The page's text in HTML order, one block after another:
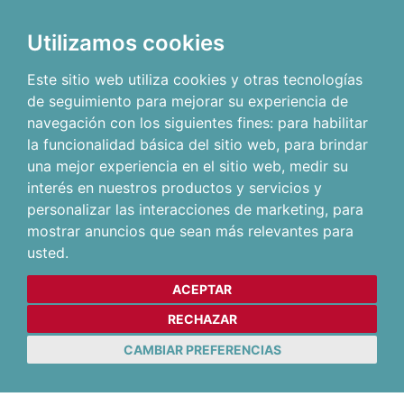
Utilizamos cookies
Este sitio web utiliza cookies y otras tecnologías
de seguimiento para mejorar su experiencia de
navegación con los siguientes fines: para habilitar
la funcionalidad básica del sitio web, para brindar
una mejor experiencia en el sitio web, medir su
interés en nuestros productos y servicios y
personalizar las interacciones de marketing, para
mostrar anuncios que sean más relevantes para
usted.
ACEPTAR
RECHAZAR
CAMBIAR PREFERENCIAS